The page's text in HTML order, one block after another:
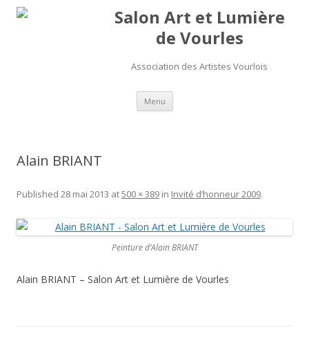
Salon Art et Lumière
de Vourles
Association des Artistes Vourlois
Menu Aller au contenu
Alain BRIANT
Published 28 mai 2013 at500 × 389 in Invité d’honneur 2009.
Peinture d’Alain BRIANT
Alain BRIANT – Salon Art et Lumière de Vourles